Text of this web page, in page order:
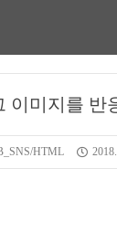
이미지를 반
HTML